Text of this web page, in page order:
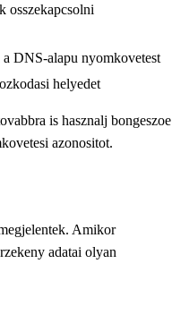
osszekapcsolni
DNS-alapu nyomkovetest
helyedet
is hasznalj bongeszoe
azonositot.
Amikor
adatai olyan